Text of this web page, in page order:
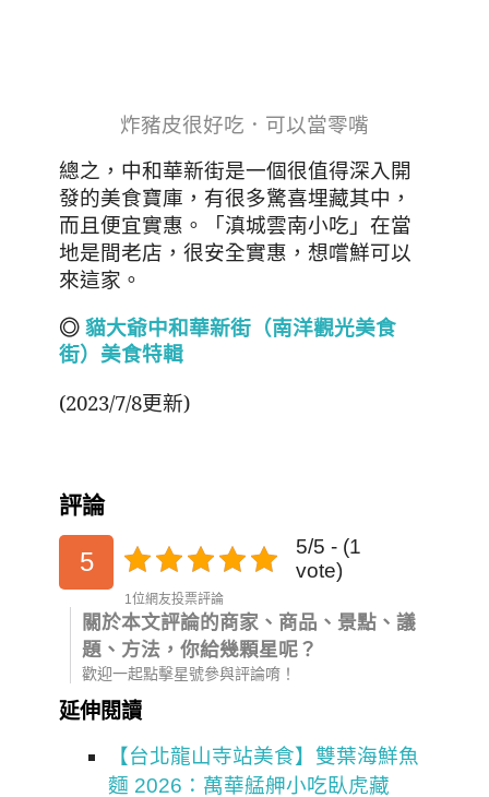
炸豬皮很好吃．可以當零嘴
總之 ，中和華新街是一個很值得深入開
發的美食寶庫，有很多驚喜埋藏其中，
而且便宜實惠。「滇城雲南小吃」在當
地是間老店，很安全實惠，想嚐鮮可以
來這家。
◎ 貓大爺中和華新街（南洋觀光美食
街）美食特輯
(2023/7/8更新)
評論
5
5/5 - (1
vote)
1位網友投票評論
關於本文評論的商家、商品、景點、議
題、方法，你給幾顆星呢？
歡迎一起點擊星號參與評論唷！
延伸閱讀
【台北龍山寺站美食】雙葉海鮮魚
麵 2026：萬華艋舺小吃臥虎藏